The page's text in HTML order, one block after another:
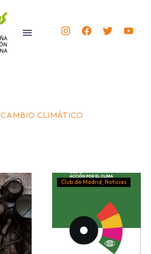
CAMBIO CLIMÁTICO
Club de Madrid Noticias